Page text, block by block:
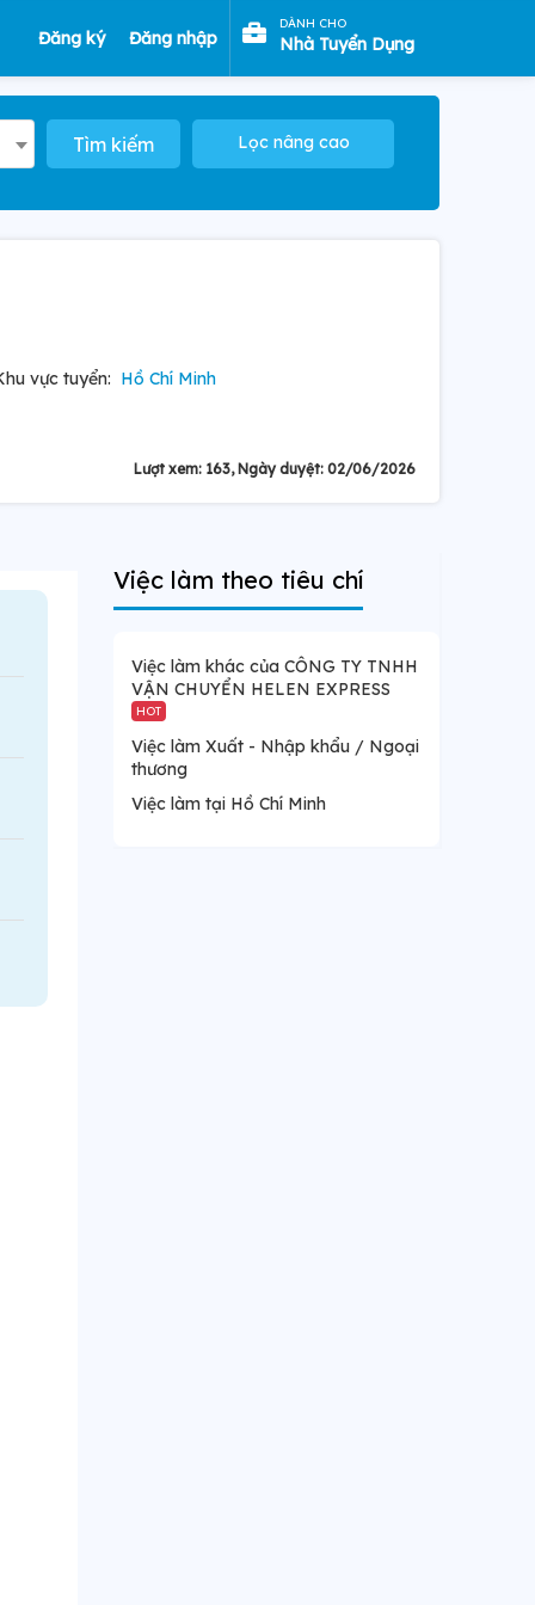
Đăng ký Đăng nhập
DÀNH CHO
Nhà Tuyển Dụng
Tìm kiếm Lọc nâng cao
vực tuyển: Hồ Chí Minh
Lượt xem: 163, Ngày duyệt: 02/06/2026
Việc làm theo tiêu chí
Việc làm khác của CÔNG TY TNHH
VẬN CHUYỂN HELEN EXPRESS
HOT
Việc làm Xuất - Nhập khẩu / Ngoại
thương
Việc làm tại Hồ Chí Minh